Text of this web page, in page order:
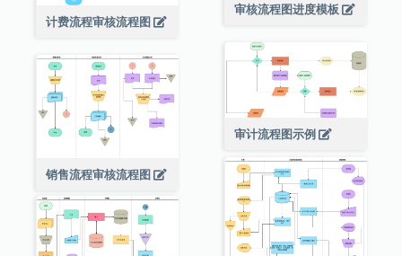
计费流程审核流程图
审核流程图进度模板
审计流程图示例
销售流程审核流程图